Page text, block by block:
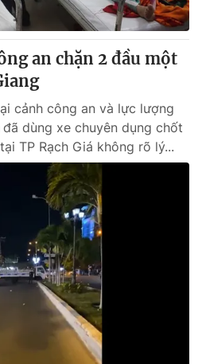
thức nếu không có sự chấp
VTV.vn khi phát hành lại
an chặn 2 đầu một
cảnh công an và lực lượng
dùng xe chuyên dụng chốt
TP Rạch Giá không rõ lý...